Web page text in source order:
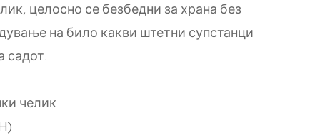
целосно се безбедни за храна без
на било какви штетни супстанци
садот.
челик